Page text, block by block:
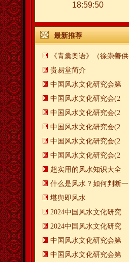
18:59:50
最新推荐
《青囊奥语》（徐崇善供
贵易堂简介
中国风水文化研究会第
中国风水文化研究会(2
中国风水文化研究会(2
中国风水文化研究会(2
中国风水文化研究会(2
中国风水文化研究会(2
超实用的风水知识大全
什么是风水？如何判断一
​堪舆即风水
2024中国风水文化研究
2024中国风水文化研究
中国风水文化研究会第
中国风水文化研究会第